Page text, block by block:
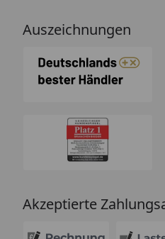
Auszeichnungen
Akzeptierte